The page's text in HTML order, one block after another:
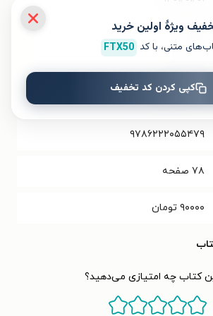
PDF
۱.۷۳ مگابایت
۹۷۸۶۲۲۲۰۵۵۴۷۹
۷۸ صفحه
۹۰۰۰۰ تومان
کتاب چه امتیازی می‌دهید؟
متنی، با کد FTX50
کپی کردن کد تخفیف